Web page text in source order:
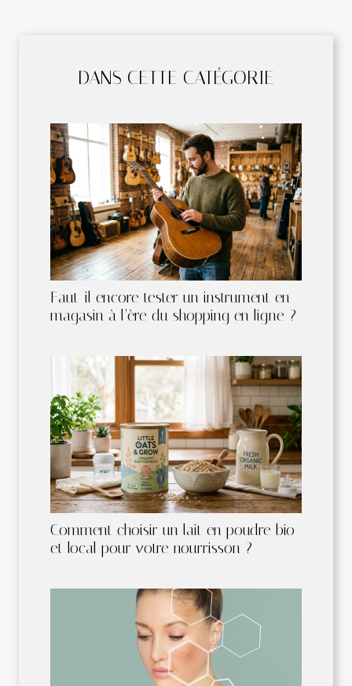
DANS CETTE CATÉGORIE
Faut-il encore tester un instrument en
magasin à l’ère du shopping en ligne ?
Comment choisir un lait en poudre bio
et local pour votre nourrisson ?